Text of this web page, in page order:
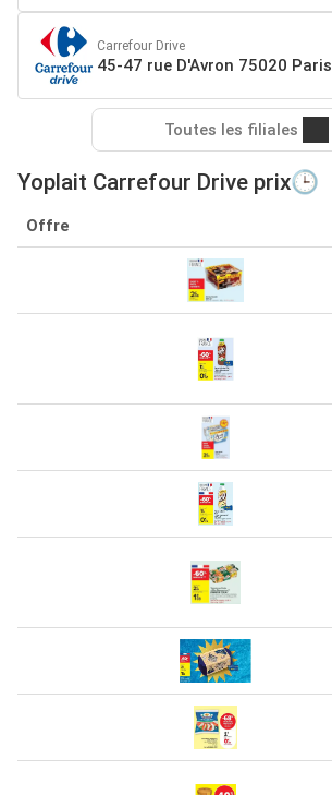
Carrefour Drive
45-47 rue D'Avron 75020 Paris
Toutes les filiales
Yoplait Carrefour Drive prix🕒
Offre